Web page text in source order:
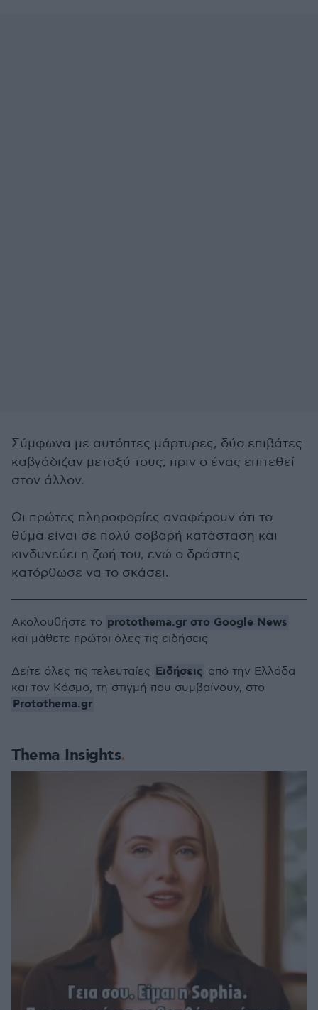
Σύμφωνα με αυτόπτες μάρτυρες, δύο επιβάτες
καβγάδιζαν μεταξύ τους, πριν ο ένας επιτεθεί
στον άλλον.
Οι πρώτες πληροφορίες αναφέρουν ότι το
θύμα είναι σε πολύ σοβαρή κατάσταση και
κινδυνεύει η ζωή του, ενώ ο δράστης
κατόρθωσε να το σκάσει.
Thema Insights
Ακολουθήστε το protothema.gr στο Google News
και μάθετε πρώτοι όλες τις ειδήσεις
Δείτε όλες τις τελευταίες Ειδήσεις από την Ελλάδα
και τον Κόσμο, τη στιγμή που συμβαίνουν, στο
Protothema.gr